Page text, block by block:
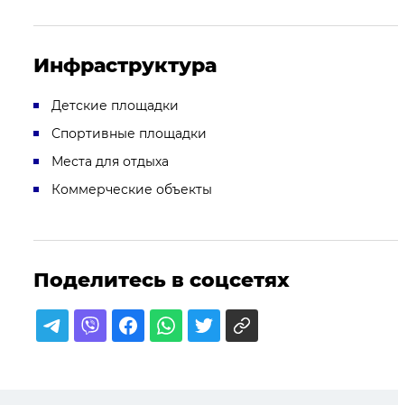
Инфраструктура
Детские площадки
Спортивные площадки
Места для отдыха
Коммерческие объекты
Поделитесь в соцсетях